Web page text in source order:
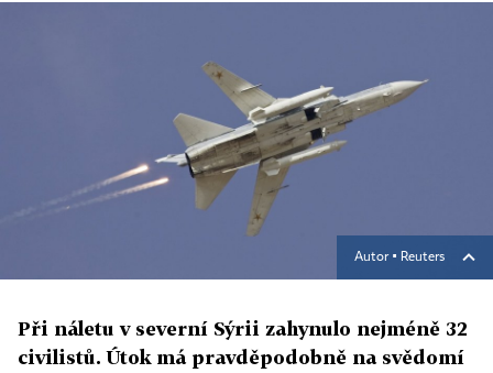
Autor ▪ Reuters
Při náletu v severní Sýrii zahynulo nejméně 32
civilistů. Útok má pravděpodobně na svědomí